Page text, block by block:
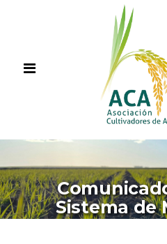
Sistema de